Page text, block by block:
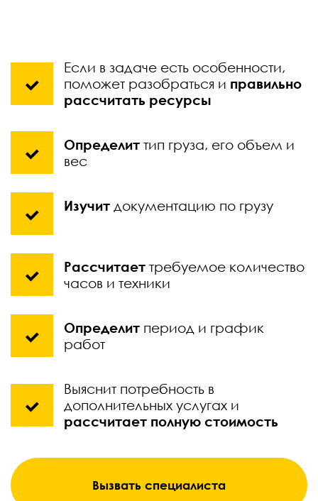
Если в задаче есть особенности,
поможет разобраться и правильно
рассчитать ресурсы
Определит тип груза, его объем и
вес
Изучит документацию по грузу
Рассчитает требуемое количество
часов и техники
Определит период и график
работ
Выяснит потребность в
дополнительных услугах и
рассчитает полную стоимость
Вызвать специалиста